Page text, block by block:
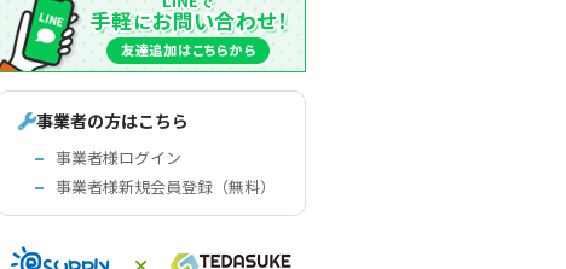
事業者の方はこちら
事業者様ログイン
事業者様新規会員登録（無料）